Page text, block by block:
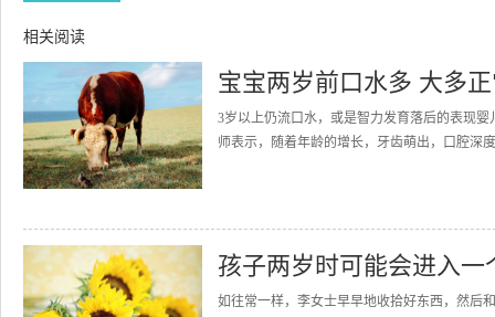
相关阅读
宝宝两岁前口水多 大多
3岁以上仍流口水，或是智力发育落后的表现
师表示，随着年龄的增长，牙齿萌出，口腔深
孩子两岁时可能会进入
如往常一样，李女士早早地收拾好东西，然后